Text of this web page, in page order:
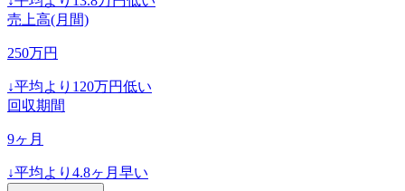
売上高(月間)
250万円
↓平均より 120万円低い
回収期間
9ヶ月
↓平均より 4.8ヶ月早い